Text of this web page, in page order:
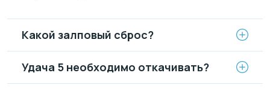
Какой залповый сброс?
Удача 5 необходимо откачивать?